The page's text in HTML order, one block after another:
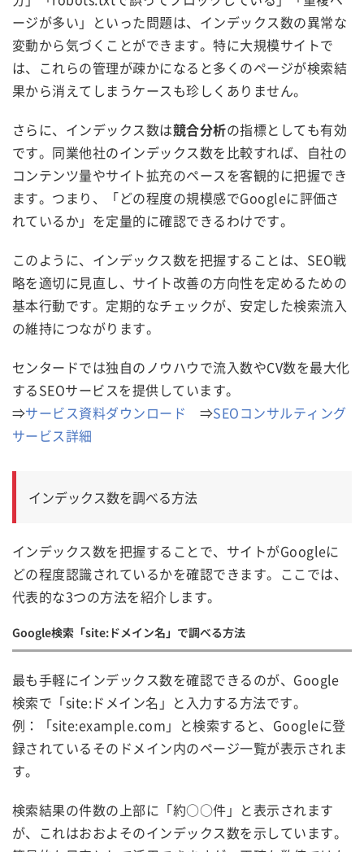
ージが多い」といった問題は、インデックス数の異常な
変動から気づくことができます。特に大規模サイトで
は、これらの管理が疎かになると多くのページが検索結
果から消えてしまうケースも珍しくありません。
さらに、インデックス数は競合分析の指標としても有効
です。同業他社のインデックス数を比較すれば、自社の
コンテンツ量やサイト拡充のペースを客観的に把握でき
ます。つまり、「どの程度の規模感でGoogleに評価さ
れているか」を定量的に確認できるわけです。
このように、インデックス数を把握することは、SEO戦
略を適切に見直し、サイト改善の方向性を定めるための
基本行動です。定期的なチェックが、安定した検索流入
の維持につながります。
センタードでは独自のノウハウで流入数やCV数を最大化
するSEOサービスを提供しています。
⇒サービス資料ダウンロード ⇒SEOコンサルティング
サービス詳細
インデックス数を調べる方法
インデックス数を把握することで、サイトがGoogleに
どの程度認識されているかを確認できます。ここでは、
代表的な3つの方法を紹介します。
Google検索「site:ドメイン名」で調べる方法
最も手軽にインデックス数を確認できるのが、Google
検索で「site:ドメイン名」と入力する方法です。
例：「site:example.com」と検索すると、Googleに登
録されているそのドメイン内のページ一覧が表示されま
す。
検索結果の件数の上部に「約○○件」と表示されます
が、これはおおよそのインデックス数を示しています。